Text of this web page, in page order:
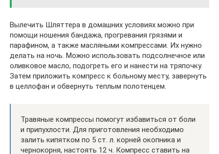
Вылечить Шляттера в домашних условиях можно при
помощи ношения бандажа, прогревания грязями и
парафином, а также масляными компрессами. Их нужно
делать на ночь. Можно использовать подсолнечное или
оливковое масло, подогреть его и нанести на тряпочку.
Затем приложить компресс к больному месту, завернуть
в целлофан и обвернуть теплым полотенцем.
Травяные компрессы помогут избавиться от боли
и припухлости. Для приготовления необходимо
залить кипятком по 5 ст. л. корней окопника и
чернокорня, настоять 12 ч. Компресс ставить на